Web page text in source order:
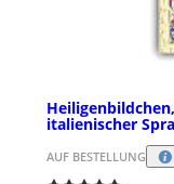
italienischer
AUF BESTELLUNG